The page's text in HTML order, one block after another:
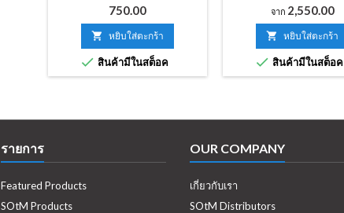
นาฬิกาเช่น DAC, การ์ดโฮสต์
USB, เครื่องเล่นซีดี, กระดานหลัก
สำหรับพีซีและคอนโทรลเลอร์
LAN
ราคา
750.00
 หยิบใส่ตะกร้า
 สินค้ามีในสต็อค
จาก ราคา
2,550.00
 หยิบใส่ตะกร้า
 สินค้ามีในสต็อค
รายการ
Featured Products
SOtM Products
OUR COMPANY
เกี่ยวกับเรา
SOtM Distributors